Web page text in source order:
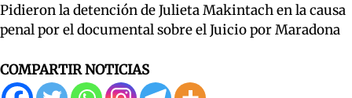
Pidieron la detención de Julieta Makintach en la causa
penal por el documental sobre el Juicio por Maradona
COMPARTIR NOTICIAS